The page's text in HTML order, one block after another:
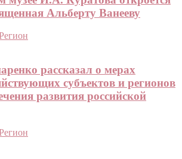
Альберту Ванееву
рассказал о мерах
субъектов и регионов
развития российской